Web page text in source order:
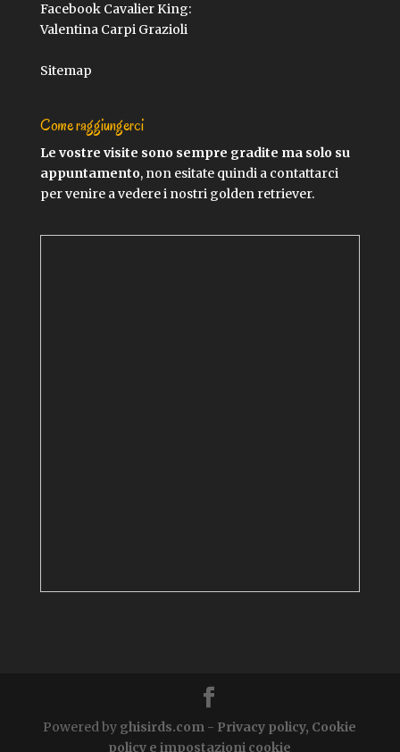
Facebook Cavalier King:
Valentina Carpi Grazioli
Sitemap
Come raggiungerci
Le vostre visite sono sempre gradite ma solo su
appuntamento, non esitate quindi a contattarci
per venire a vedere i nostri golden retriever.
Powered by ghisirds.com - Privacy policy, Cookie
policy e impostazioni cookie